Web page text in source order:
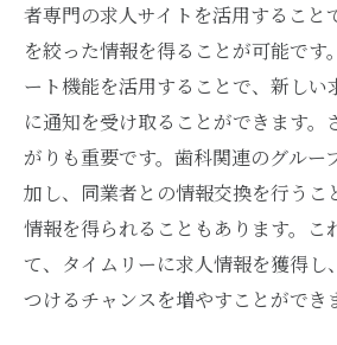
者専門の求人サイトを活用すること
を絞った情報を得ることが可能です
ート機能を活用することで、新しい
に通知を受け取ることができます。
がりも重要です。歯科関連のグルー
加し、同業者との情報交換を行うこ
情報を得られることもあります。こ
て、タイムリーに求人情報を獲得し
つけるチャンスを増やすことができ